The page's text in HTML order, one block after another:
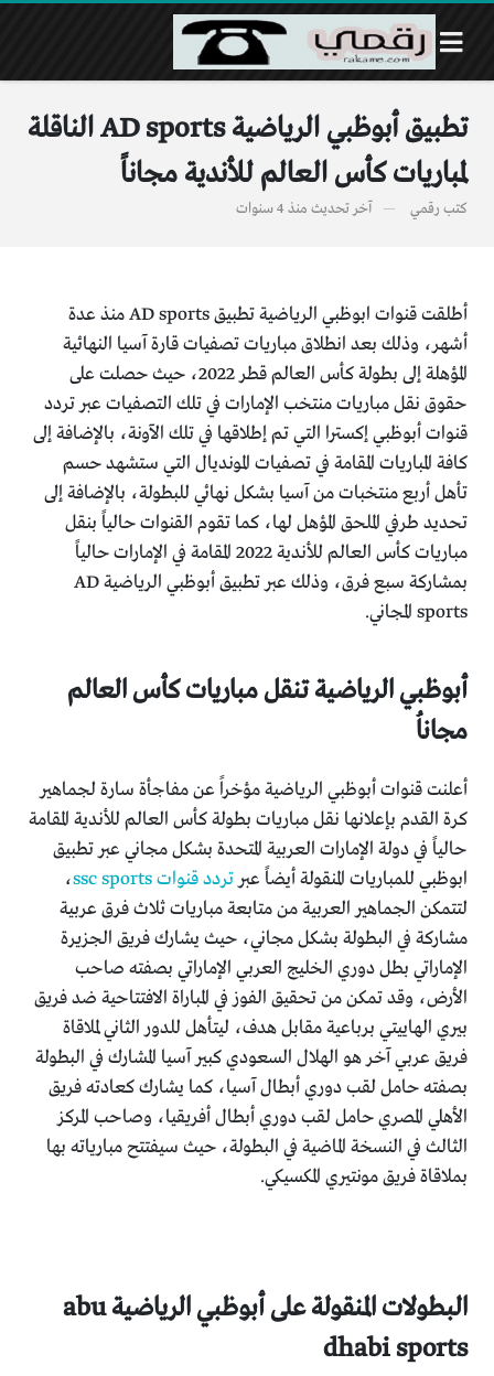
تطبيق أبوظبي الرياضية AD sports الناقلة
لمباريات كأس العالم للأندية مجاناً
كتب رقمي آخر تحديث منذ 4 سنوات
أطلقت قنوات ابوظبي الرياضية تطبيق AD sports منذ عدة
أشهر، وذلك بعد انطلاق مباريات تصفيات قارة آسيا النهائية
المؤهلة إلى بطولة كأس العالم قطر 2022، حيث حصلت على
حقوق نقل مباريات منتخب الإمارات في تلك التصفيات عبر تردد
قنوات أبوظبي إكسترا التي تم إطلاقها في تلك الآونة، بالإضافة إلى
كافة المباريات المقامة في تصفيات المونديال التي ستشهد حسم
تأهل أربع منتخبات من آسيا بشكل نهائي للبطولة، بالإضافة إلى
تحديد طرفي الملحق المؤهل لها، كما تقوم القنوات حالياً بنقل
مباريات كأس العالم للأندية 2022 المقامة في الإمارات حالياً
بمشاركة سبع فرق، وذلك عبر تطبيق أبوظبي الرياضية AD
sports المجاني.
أبوظبي الرياضية تنقل مباريات كأس العالم
مجاناُ
أعلنت قنوات أبوظبي الرياضية مؤخراً عن مفاجأة سارة لجماهير
كرة القدم بإعلانها نقل مباريات بطولة كأس العالم للأندية المقامة
حالياً في دولة الإمارات العربية المتحدة بشكل مجاني عبر تطبيق
ابوظبي للمباريات المنقولة أيضاً عبر تردد قنوات ssc sports
،
لتتمكن الجماهير العربية من متابعة مباريات ثلاث فرق عربية
مشاركة في البطولة بشكل مجاني، حيث يشارك فريق الجزيرة
الإماراتي بطل دوري الخليج العربي الإماراتي بصفته صاحب
الأرض، وقد تمكن من تحقيق الفوز في المباراة الافتتاحية ضد فريق
بيري الهاييتي برباعية مقابل هدف، ليتأهل للدور الثاني لملاقاة
فريق عربي آخر هو الهلال السعودي كبير آسيا المشارك في البطولة
بصفته حامل لقب دوري أبطال آسيا، كما يشارك كعادته فريق
الأهلي المصري حامل لقب دوري أبطال أفريقيا، وصاحب المركز
الثالث في النسخة الماضية في البطولة، حيث سيفتتح مبارياته بها
بملاقاة فريق مونتيري المكسيكي.
البطولات المنقولة على أبوظبي الرياضية abu
dhabi sports